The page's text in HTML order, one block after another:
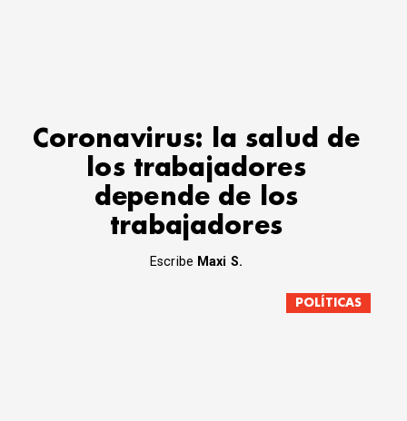
Coronavirus: la salud de
los trabajadores
depende de los
trabajadores
Escribe Maxi S.
POLÍTICAS